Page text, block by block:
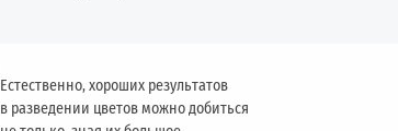
Естественно, хороших результатов
в разведении цветов можно добиться